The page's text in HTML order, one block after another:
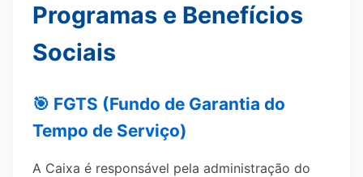
Programas e Benefícios
Sociais
🎯 FGTS (Fundo de Garantia do
Tempo de Serviço)
A Caixa é responsável pela administração do